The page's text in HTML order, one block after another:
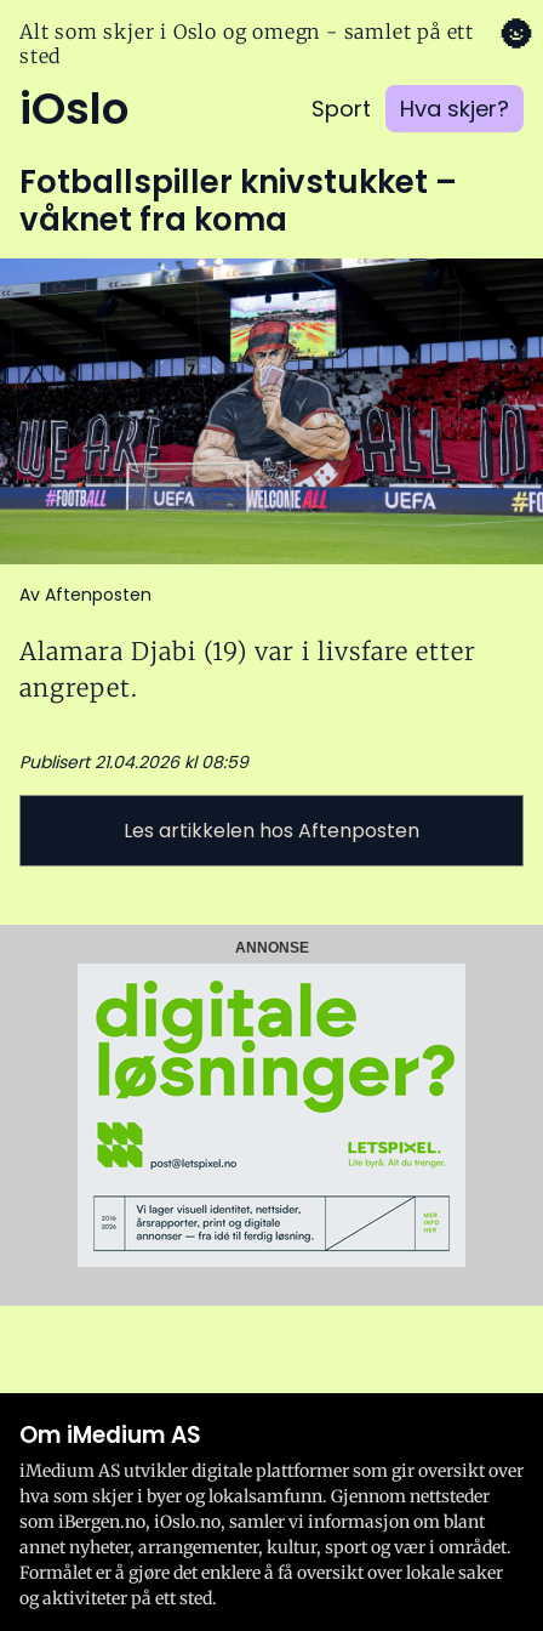
Alt som skjer i Oslo og omegn - samlet på ett
sted
iOslo Sport Hva skjer?
🌚
Fotballspiller knivstukket –
våknet fra koma
Av Aftenposten
Alamara Djabi (19) var i livsfare etter
angrepet.
Publisert 21.04.2026 kl 08:59
Les artikkelen hos Aftenposten
ANNONSE
Om iMedium AS
iMedium AS utvikler digitale plattformer som gir oversikt over
hva som skjer i byer og lokalsamfunn. Gjennom nettsteder
som iBergen.no, iOslo.no, samler vi informasjon om blant
annet nyheter, arrangementer, kultur, sport og vær i området.
Formålet er å gjøre det enklere å få oversikt over lokale saker
og aktiviteter på ett sted.